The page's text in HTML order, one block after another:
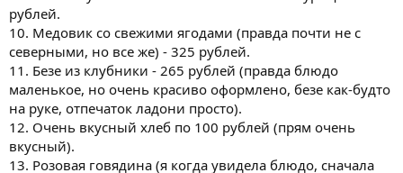
рублей.
10. Медовик со свежими ягодами (правда почти не с
северными, но все же) - 325 рублей.
11. Безе из клубники - 265 рублей (правда блюдо
маленькое, но очень красиво оформлено, безе как-будто
на руке, отпечаток ладони просто).
12. Очень вкусный хлеб по 100 рублей (прям очень
вкусный).
13. Розовая говядина (я когда увидела блюдо, сначала